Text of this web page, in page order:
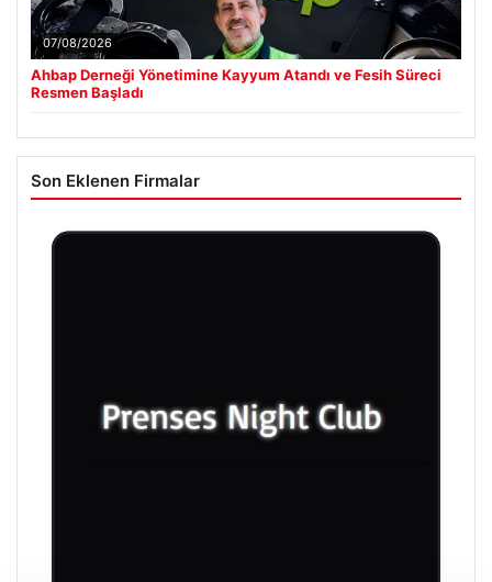
07/08/2026
Ahbap Derneği Yönetimine Kayyum Atandı ve Fesih Süreci
Resmen Başladı
Son Eklenen Firmalar